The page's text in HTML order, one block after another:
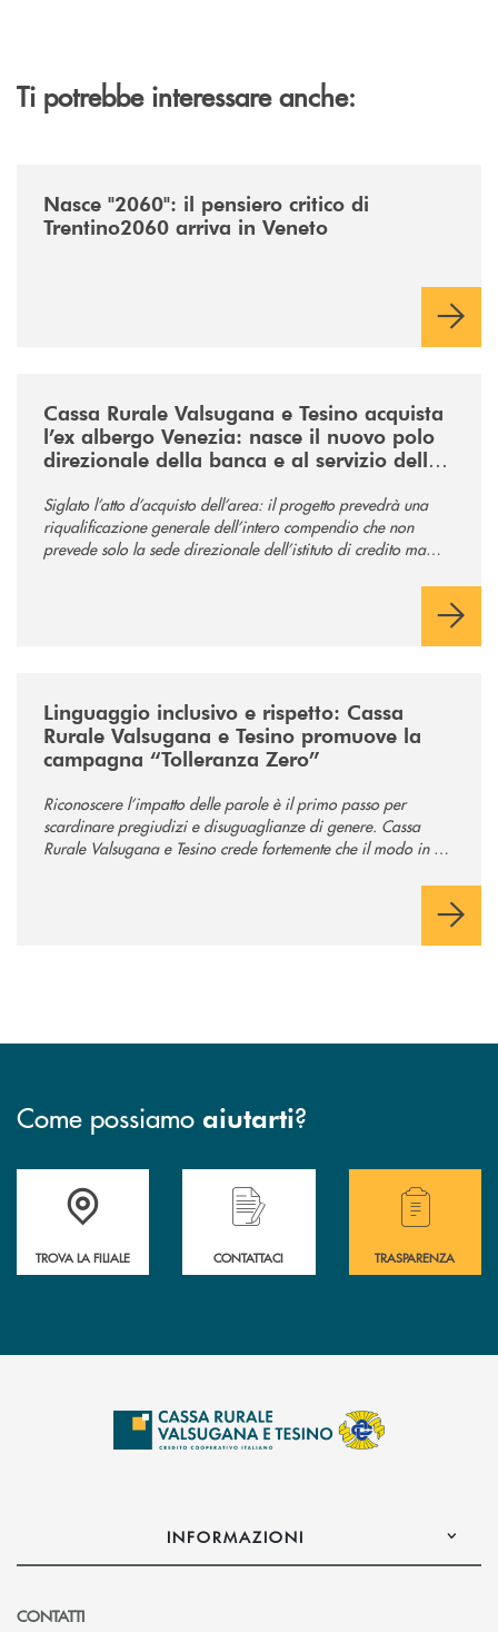
Ti potrebbe interessare anche:
Nasce "2060": il pensiero critico di
Trentino2060 arriva in Veneto
Cassa Rurale Valsugana e Tesino acquista
l’ex albergo Venezia: nasce il nuovo polo
direzionale della banca e al servizio della
Siglato l’atto d’acquisto dell’area: il progetto prevedrà una
riqualificazione generale dell’intero compendio che non
prevede solo la sede direzionale dell’istituto di credito ma
Linguaggio inclusivo e rispetto: Cassa
Rurale Valsugana e Tesino promuove la
campagna “Tolleranza Zero”
Riconoscere l’impatto delle parole è il primo passo per
scardinare pregiudizi e disuguaglianze di genere. Cassa
Rurale Valsugana e Tesino crede fortemente che il modo in cui
Come possiamo aiutarti?
Accedi all' elenco completo delle filiali .
TROVA LA FILIALE
Hai bisogno di assistenza immediata?
CONTATTACI
Hai bisogno di
TRASPARENZA
INFORMAZIONI
CONTATTI